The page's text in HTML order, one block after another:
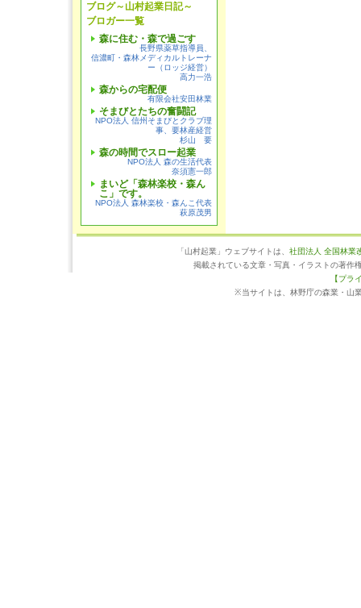
ブログ～山村起業日記～
ブロガー一覧
森に住む・森で過ごす
長野県薬草指導員、
信濃町・森林メディカルトレーナ
ー（ロッジ経営）
高力一浩
森からの宅配便
有限会社安田林業
そまびとたちの奮闘記
NPO法人 信州そまびとクラブ理
事、要林産経営
杉山 要
森の時間でスロー起業
NPO法人 森の生活代表
奈須憲一郎
まいど「森林楽校・森ん
こ」です。
NPO法人 森林楽校・森んこ代表
萩原茂男
「山村起業」ウェブサイトは、 社団法人 全国林業
掲載されている文章・写真・イラストの著作
【プラ
※当サイトは、林野庁の森業・山